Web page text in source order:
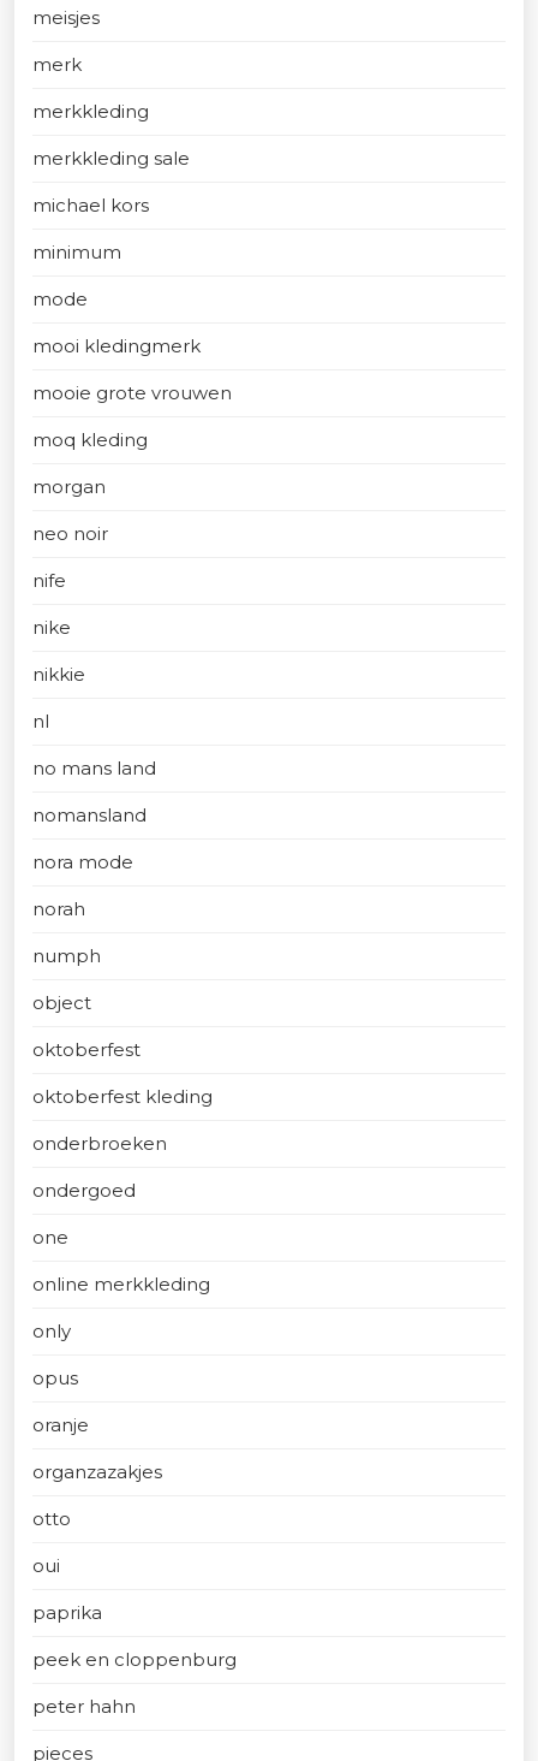
meisjes
merk
merkkleding
merkkleding sale
michael kors
minimum
mode
mooi kledingmerk
mooie grote vrouwen
moq kleding
morgan
neo noir
nife
nike
nikkie
nl
no mans land
nomansland
nora mode
norah
numph
object
oktoberfest
oktoberfest kleding
onderbroeken
ondergoed
one
online merkkleding
only
opus
oranje
organzazakjes
otto
oui
paprika
peek en cloppenburg
peter hahn
pieces